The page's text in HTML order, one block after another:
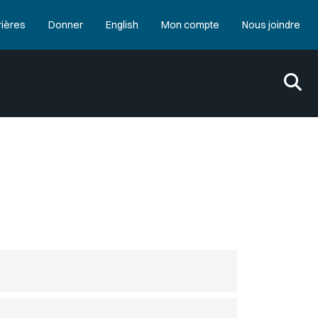
Donner English Mon compte Nous joindre